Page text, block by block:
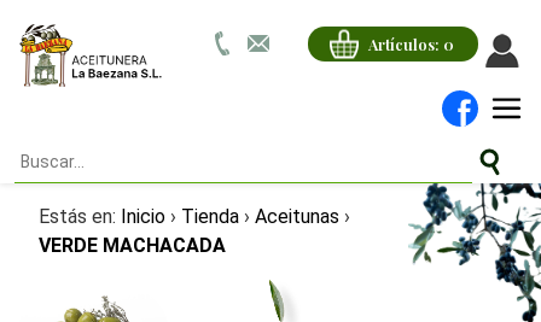
Artículos: 0
Estás en: Inicio › Tienda › Aceitunas ›
VERDE MACHACADA